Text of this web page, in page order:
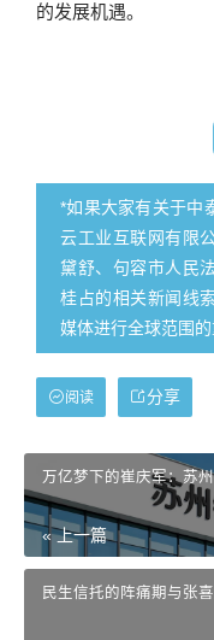
的发展机遇。
*如果大家有关于中
云工业互联网有限
黛舒、句容市人民
桂占的相关新闻线
媒体进行全球范围的
分享
阅读
万亿梦下的崔庆军：苏
« 上一篇
民生信托的阵痛期与张